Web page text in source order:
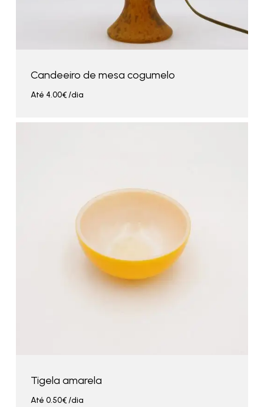
Candeeiro de mesa cogumelo
Até 4.00€/dia
Tigela amarela
Até 0.50€/dia